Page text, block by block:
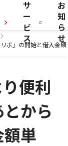
サ
ー
ビ
ス
お
知
ら
せ
ボ」の開始と借入金額
便利
から
額単